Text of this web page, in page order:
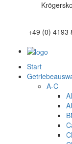
+49 (0) 4193
Start
A-C